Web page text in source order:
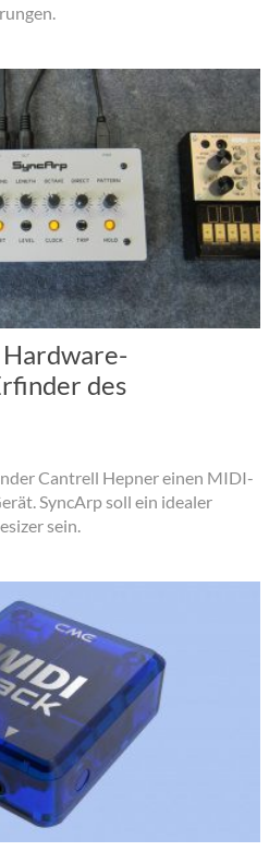
des
Cantrell Hepner einen MIDI-
SyncArp soll ein idealer
sein.